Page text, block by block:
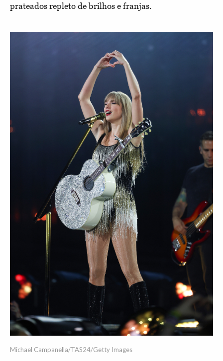
prateados repleto de brilhos e franjas.
Michael Campanella/TAS24/Getty Images